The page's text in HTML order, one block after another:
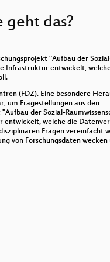
das?
"Aufbau der
Infrastruktur entwickelt,
(FDZ). Eine besondere
um Fragestellungen aus den
der Sozial-
entwickelt, welche die
Fragen vereinfacht
von Forschungsdaten